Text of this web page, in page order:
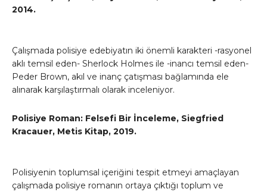
2014.
Çalışmada polisiye edebiyatın iki önemli karakteri -rasyonel
aklı temsil eden- Sherlock Holmes ile -inancı temsil eden-
Peder Brown, akıl ve inanç çatışması bağlamında ele
alınarak karşılaştırmalı olarak inceleniyor.
Polisiye Roman: Felsefi Bir İnceleme, Siegfried
Kracauer, Metis Kitap, 2019.
Polisiyenin toplumsal içeriğini tespit etmeyi amaçlayan
çalışmada polisiye romanın ortaya çıktığı toplum ve